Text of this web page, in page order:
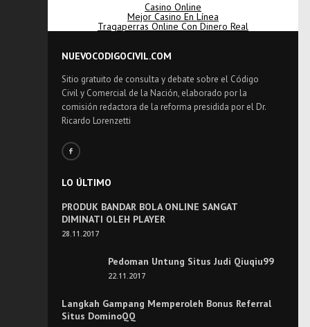
Casino Online
Mejor Casino En Línea
Tragaperras Online Con Dinero Real
NUEVOCODIGOCIVIL.COM
Sitio gratuito de consulta y debate sobre el Código
Civil y Comercial de la Nación, elaborado por la
comisión redactora de la reforma presidida por el Dr.
Ricardo Lorenzetti
LO ÚLTIMO
PRODUK BANDAR BOLA ONLINE SANGAT
DIMINATI OLEH PLAYER
28.11.2017
Pedoman Untung Situs Judi Qiuqiu99
22.11.2017
Langkah Gampang Memperoleh Bonus Referral
Situs DominoQQ